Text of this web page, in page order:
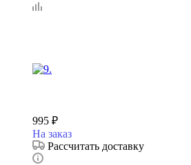
995 ₽
На заказ
Рассчитать доставку